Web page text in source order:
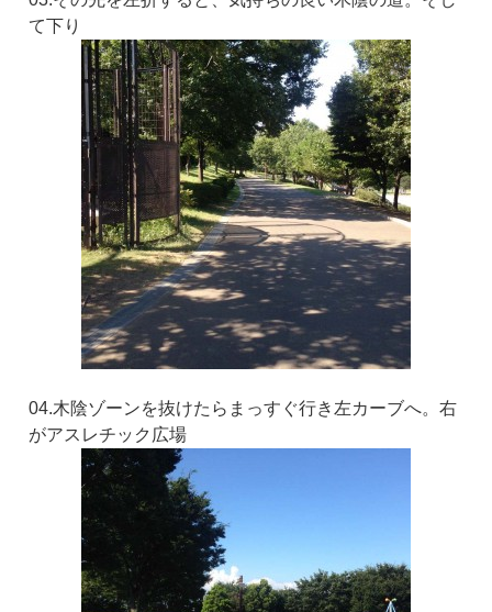
て下り
04.木陰ゾーンを抜けたらまっすぐ行き左カーブへ。右
がアスレチック広場